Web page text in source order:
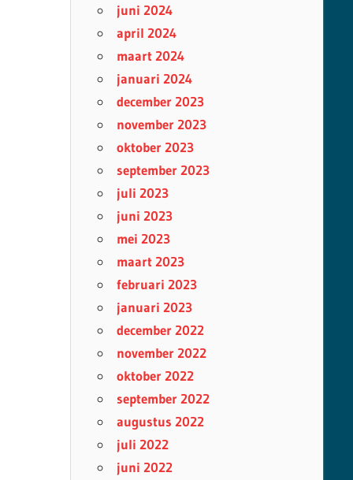
juni 2024
april 2024
maart 2024
januari 2024
december 2023
november 2023
oktober 2023
september 2023
juli 2023
juni 2023
mei 2023
maart 2023
februari 2023
januari 2023
december 2022
november 2022
oktober 2022
september 2022
augustus 2022
juli 2022
juni 2022